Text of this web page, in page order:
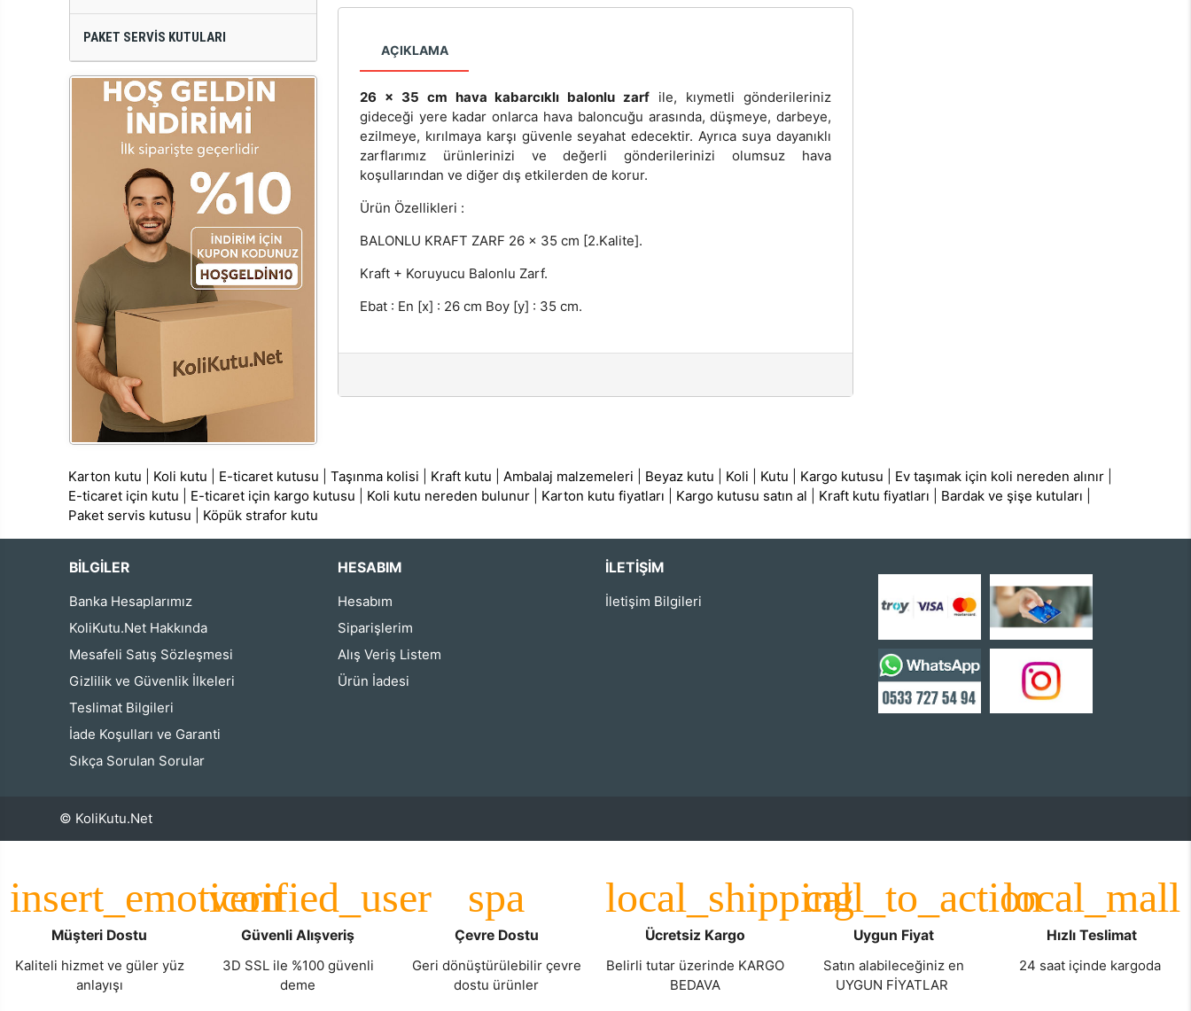
PAKET SERVIS KUTULARI
AÇIKLAMA
26 x 35 cm hava kabarcıklı balonlu zarf ile, kıymetli gönderileriniz
gideceği yere kadar onlarca hava baloncuğu arasında, düşmeye, darbeye,
ezilmeye, kırılmaya karşı güvenle seyahat edecektir. Ayrıca suya dayanıklı
zarflarımız ürünlerinizi ve değerli gönderilerinizi olumsuz hava
koşullarından ve diğer dış etkilerden de korur.
Ürün Özellikleri :
BALONLU KRAFT ZARF 26 x 35 cm [2.Kalite].
Kraft + Koruyucu Balonlu Zarf.
Ebat : En [x] : 26 cm Boy [y] : 35 cm.
Karton kutu Koli kutu E-ticaret kutusu |Taşınma kolisi Kraft kutu |Ambalaj malzemeleri Beyaz kutu Koli Kutu Kargo kutusu Ev taşımak için koli nereden alınır
E-ticaret için kutu
E-ticaret için kargo kutusu Koli kutu nereden bulunur Karton kutu fiyatları Kargo kutusu satın al Kraft kutu fiyatları Bardak ve şişe kutuları
Paket servis kutusu
Köpük strafor kutu
BİLGİLER
Banka Hesaplarımız
KoliKutu.Net Hakkında
Mesafeli Satış Sözleşmesi
Gizlilik ve Güvenlik İlkeleri
Teslimat Bilgileri
İade Koşulları ve Garanti
Sıkça Sorulan Sorular
HESABIM
Hesabım
Siparişlerim
Alış Veriş Listem
Ürün İadesi
İLETIŞIM
İletişim Bilgileri
© KoliKutu.Net
Müşteri Dostu
Kaliteli hizmet ve güler yüz
anlayışı
Güvenli Alışveriş
3D SSL ile %100 güvenli
deme
Çevre Dostu
Geri dönüştürülebilir çevre
dostu ürünler
Ücretsiz Kargo
Belirli tutar üzerinde KARGO
BEDAVA
Uygun Fiyat
Satın alabileceğiniz en
UYGUN FİYATLAR
Hızlı Teslimat
24 saat içinde kargoda